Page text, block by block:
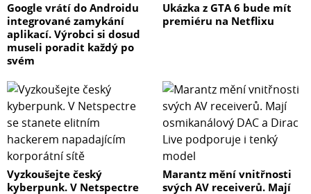
Google vrátí do Androidu
integrované zamykání
aplikací. Výrobci si dosud
museli poradit každý po
svém
Ukázka z GTA 6 bude mít
premiéru na Netflixu
Vyzkoušejte český
kyberpunk. V Netspectre
Marantz mění vnitřnosti
svých AV receiverů. Mají